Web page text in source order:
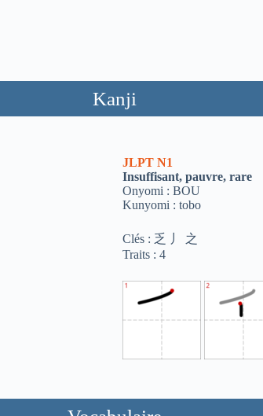
Kanji
JLPT N1
Insuffisant, pauvre, rare
Onyomi : BOU
Kunyomi : tobo
Clés : 乏 丿 之
Traits : 4